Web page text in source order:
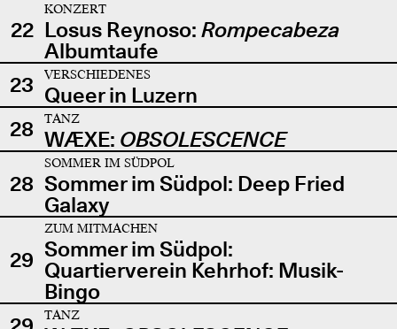
22
KONZERT
Losus Reynoso: Rompecabeza
Albumtaufe
23
VERSCHIEDENES
Queer in Luzern
28
TANZ
WÆXE: OBSOLESCENCE
28
SOMMER IM SÜDPOL
Sommer im Südpol: Deep Fried
Galaxy
29
ZUM MITMACHEN
Sommer im Südpol:
Quartierverein Kehrhof: Musik-
Bingo
TANZ